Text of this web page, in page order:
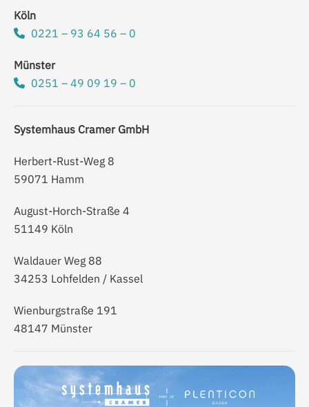
Köln
0221 – 93 64 56 – 0
Münster
0251 – 49 09 19 – 0
Systemhaus Cramer GmbH
Herbert-Rust-Weg 8
59071 Hamm
August-Horch-Straße 4
51149 Köln
Waldauer Weg 88
34253 Lohfelden / Kassel
Wienburgstraße 191
48147 Münster